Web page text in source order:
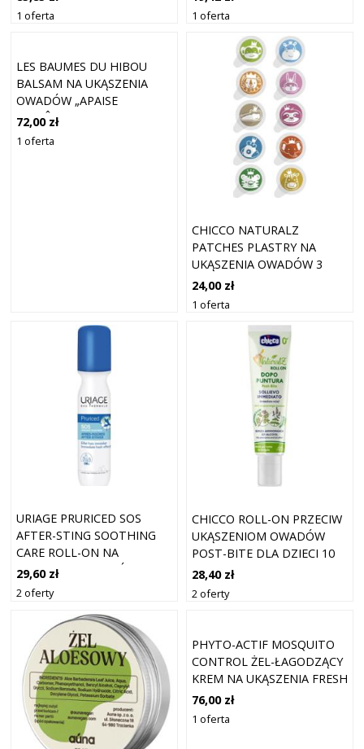
1 oferta 1 oferta
LES BAUMES DU HIBOU
BALSAM NA UKĄSZENIA
OWADÓW „APAISE
PIQUÛRES” 30 ML
72,00 zł
1 oferta
CHICCO NATURALZ
PATCHES PLASTRY NA
UKĄSZENIA OWADÓW 3
LATA+ 30 SZT
24,00 zł
1 oferta
URIAGE PRURICED SOS
AFTER-STING SOOTHING
CARE ROLL-ON NA
UKĄSZENIA OWADÓW DO
ŁAGODZENIA 15 ML
29,60 zł
2 oferty
CHICCO ROLL-ON PRZECIW
UKĄSZENIOM OWADÓW
POST-BITE DLA DZIECI 10
ML
28,40 zł
2 oferty
PHYTO-ACTIF MOSQUITO
CONTROL ŻEL-ŁAGODZĄCY
KREM NA UKĄSZENIA FRESH
EFFECT 40ML
76,00 zł
1 oferta